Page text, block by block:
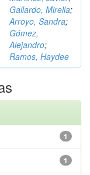
Gallardo, Mirella;
Arroyo, Sandra;
Gómez,
Alejandro;
Ramos, Haydee
1
1